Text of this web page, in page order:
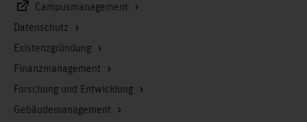
Campusmanagement
Datenschutz
Existenzgründung
Finanzmanagement
Forschung und Entwicklung
Gebäudemanagement